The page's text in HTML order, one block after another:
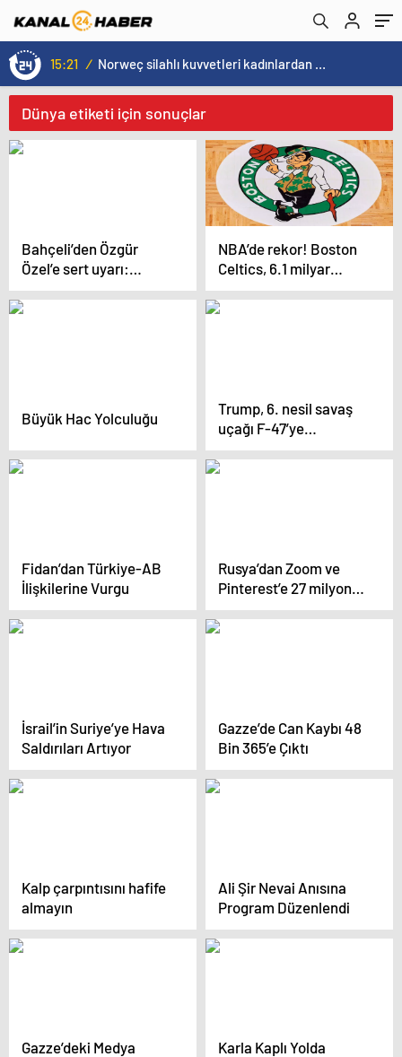
15:21 / Norweç silahlı kuvvetleri kadınlardan oluşan özel kuvvetler eğitimlerini başlattı.
Dünya etiketi için sonuçlar
Bahçeli’den Özgür
Özel’e sert uyarı:
Yargıya saygı duy,
partinde otur
NBA’de rekor! Boston
Celtics, 6.1 milyar
dolara satıldı
Büyük Hac Yolculuğu
Trump, 6. nesil savaş
uçağı F-47’ye
geçeceklerini açıkladı
Fidan’dan Türkiye-AB
İlişkilerine Vurgu
Rusya’dan Zoom ve
Pinterest’e 27 milyon
ruble ceza
İsrail’in Suriye’ye Hava
Saldırıları Artıyor
Gazze’de Can Kaybı 48
Bin 365’e Çıktı
Kalp çarpıntısını hafife
almayın
Ali Şir Nevai Anısına
Program Düzenlendi
Gazze’deki Medya
Karla Kaplı Yolda